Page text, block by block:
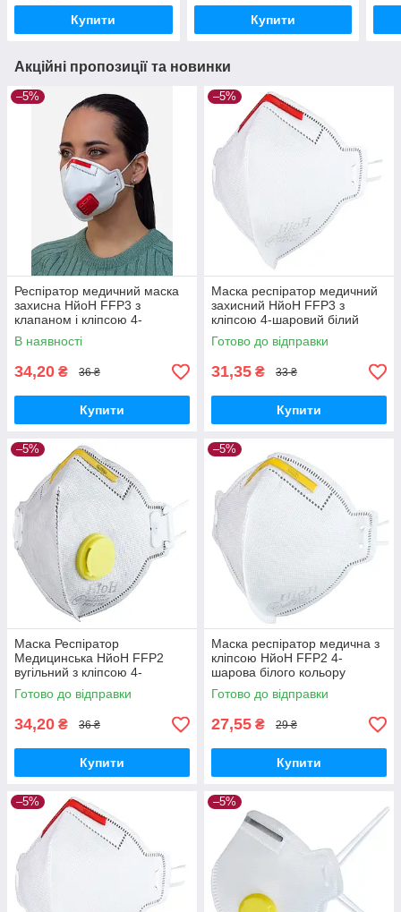
Купити Купити
Акційні пропозиції та новинки
–5%
Респіратор медичний маска
захисна НйоН FFP3 з
клапаном і кліпсою 4-
шаровий білого кольору (Red
valve 01)
В наявності
34,20 ₴ 36 ₴
Купити
–5%
Маска респіратор медичний
захисний НйоН FFP3 з
кліпсою 4-шаровий білий
(Red 01)
Готово до відправки
31,35 ₴ 33 ₴
Купити
–5%
Маска Респіратор
Медицинська НйоН FFP2
вугільний з кліпсою 4-
шаровий з клапаном Сірий
(Grey yellow valve 01)
Готово до відправки
34,20 ₴ 36 ₴
Купити
–5%
Маска респіратор медична з
кліпсою НйоН FFP2 4-
шарова білого кольору
(Yellow 01)
Готово до відправки
27,55 ₴ 29 ₴
Купити
–5% –5%